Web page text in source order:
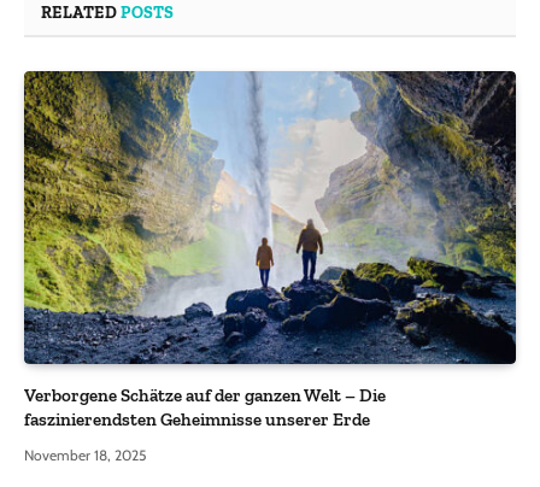
RELATEDPOSTS
Verborgene Schätze auf der ganzen Welt – Die
faszinierendsten Geheimnisse unserer Erde
November 18, 2025